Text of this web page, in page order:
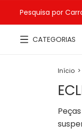
Pesquisa por
CATEGORIAS
Início >